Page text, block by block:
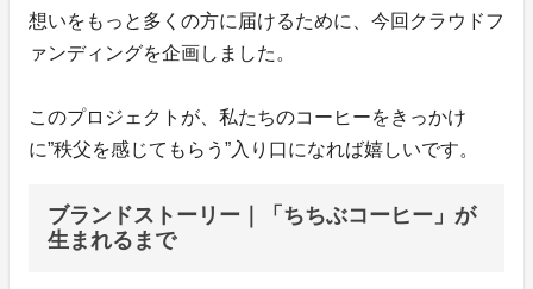
想いをもっと多くの方に届けるために、今回クラウドフ
ァンディングを企画しました。
このプロジェクトが、私たちのコーヒーをきっかけ
に”秩父を感じてもらう”入り口になれば嬉しいです。
ブランドストーリー｜「ちちぶコーヒー」が
生まれるまで